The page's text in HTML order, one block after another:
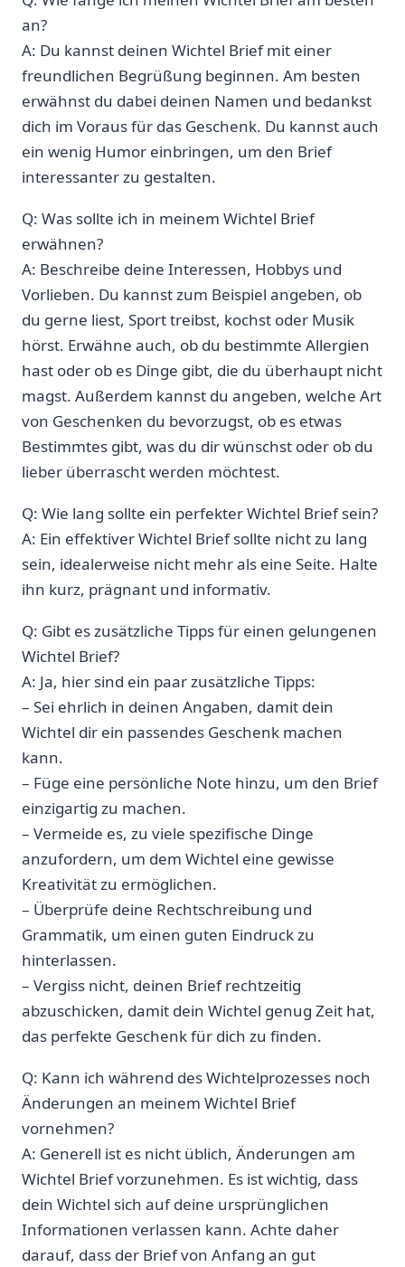
an?
A: Du kannst deinen Wichtel Brief mit einer
freundlichen Begrüßung beginnen. Am besten
erwähnst du dabei deinen Namen und bedankst
dich im Voraus für das Geschenk. Du kannst auch
ein wenig Humor einbringen, um den Brief
interessanter zu gestalten.
Q: Was sollte ich in meinem Wichtel Brief
erwähnen?
A: Beschreibe deine Interessen, Hobbys und
Vorlieben. Du kannst zum Beispiel angeben, ob
du gerne liest, Sport treibst, kochst oder Musik
hörst. Erwähne auch, ob du bestimmte Allergien
hast oder ob es Dinge gibt, die du überhaupt nicht
magst. Außerdem kannst du angeben, welche Art
von Geschenken du bevorzugst, ob es etwas
Bestimmtes gibt, was du dir wünschst oder ob du
lieber überrascht werden möchtest.
Q: Wie lang sollte ein perfekter Wichtel Brief sein?
A: Ein effektiver Wichtel Brief sollte nicht zu lang
sein, idealerweise nicht mehr als eine Seite. Halte
ihn kurz, prägnant und informativ.
Q: Gibt es zusätzliche Tipps für einen gelungenen
Wichtel Brief?
A: Ja, hier sind ein paar zusätzliche Tipps:
– Sei ehrlich in deinen Angaben, damit dein
Wichtel dir ein passendes Geschenk machen
kann.
– Füge eine persönliche Note hinzu, um den Brief
einzigartig zu machen.
– Vermeide es, zu viele spezifische Dinge
anzufordern, um dem Wichtel eine gewisse
Kreativität zu ermöglichen.
– Überprüfe deine Rechtschreibung und
Grammatik, um einen guten Eindruck zu
hinterlassen.
– Vergiss nicht, deinen Brief rechtzeitig
abzuschicken, damit dein Wichtel genug Zeit hat,
das perfekte Geschenk für dich zu finden.
Q: Kann ich während des Wichtelprozesses noch
Änderungen an meinem Wichtel Brief
vornehmen?
A: Generell ist es nicht üblich, Änderungen am
Wichtel Brief vorzunehmen. Es ist wichtig, dass
dein Wichtel sich auf deine ursprünglichen
Informationen verlassen kann. Achte daher
darauf, dass der Brief von Anfang an gut